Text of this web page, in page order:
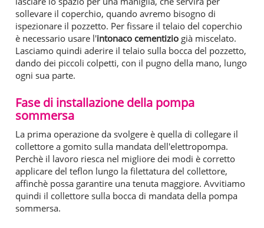
sollevare il coperchio, quando avremo bisogno di
ispezionare il pozzetto. Per fissare il telaio del coperchio
è necessario usare l'intonaco cementizio già miscelato.
Lasciamo quindi aderire il telaio sulla bocca del pozzetto,
dando dei piccoli colpetti, con il pugno della mano, lungo
ogni sua parte.
Fase di installazione della pompa
sommersa
La prima operazione da svolgere è quella di collegare il
collettore a gomito sulla mandata dell'elettropompa.
Perchè il lavoro riesca nel migliore dei modi è corretto
applicare del teflon lungo la filettatura del collettore,
affinchè possa garantire una tenuta maggiore. Avvitiamo
quindi il collettore sulla bocca di mandata della pompa
sommersa.